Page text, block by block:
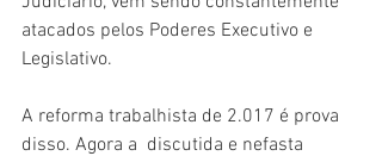
atacados pelos Poderes Executivo e
Legislativo.
A reforma trabalhista de 2.017 é prova
disso. Agora a  discutida e nefasta